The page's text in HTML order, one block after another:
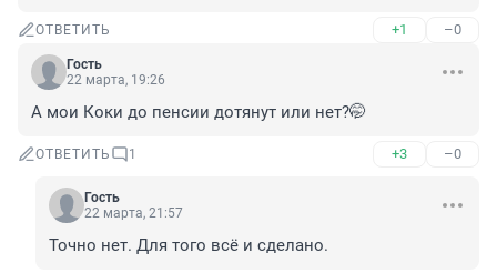
ОТВЕТИТЬ +1 –0
Гость
22 марта, 19:26
А мои Коки до пенсии дотянут или нет?🤭
ОТВЕТИТЬ 1 +3 –0
Гость
22 марта, 21:57
Точно нет. Для того всё и сделано.